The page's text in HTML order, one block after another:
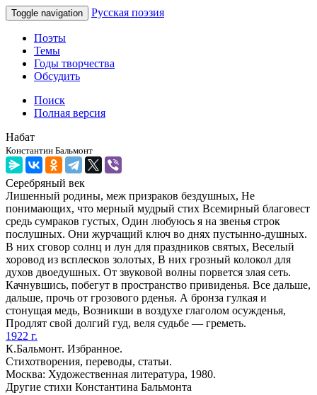
Toggle navigation Русская поэзия
Поэты
Темы
Годы творчества
Обсудить
Поиск
Полная версия
Набат
Константин Бальмонт
Серебряный век
Лишенный родины, меж призраков бездушных, Не
понимающих, что мерный мудрый стих Всемирный благовест
средь сумраков густых, Один любуюсь я на звенья строк
послушных. Они журчащий ключ во днях пустынно-душных.
В них сговор солнц и лун для праздников святых, Веселый
хоровод из всплесков золотых, В них грозный колокол для
духов двоедушных. От звуковой волны порвется злая сеть.
Качнувшись, побегут в пространство привиденья. Все дальше,
дальше, прочь от грозового рденья. А бронза гулкая и
стонущая медь, Возникши в воздухе глаголом осужденья,
Продлят свой долгий гуд, веля судьбе — греметь.
1922 г.
К.Бальмонт. Избранное.
Стихотворения, переводы, статьи.
Москва: Художественная литература, 1980.
Другие стихи Константина Бальмонта